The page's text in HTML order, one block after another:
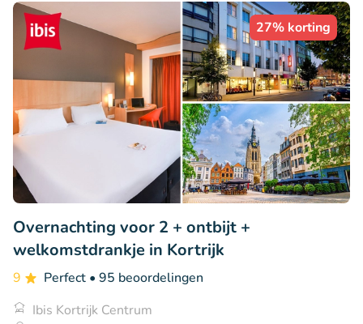
27% korting
Overnachting voor 2 + ontbijt +
welkomstdrankje in Kortrijk
9 Perfect • 95 beoordelingen
Ibis Kortrijk Centrum